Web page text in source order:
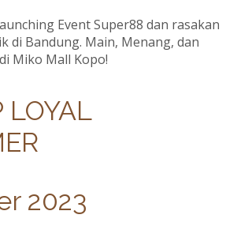
Event Super88 dan rasakan
di Bandung. Main, Menang, dan
Miko Mall Kopo!
LOYAL
2023